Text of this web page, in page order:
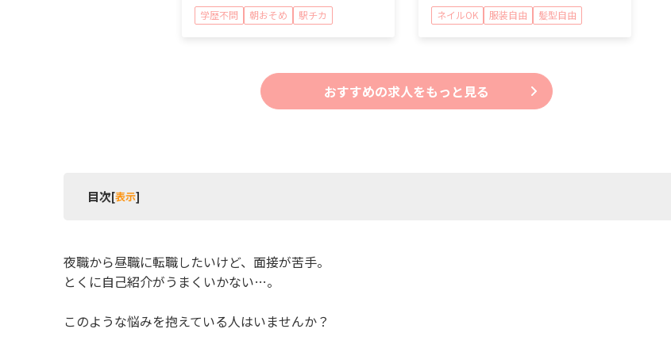
学歴不問
朝おそめ 駅チカ
ネイルOK
服装自由 髪型自由
おすすめの求人をもっと見る
目次[表示]
1.1 【夜職から昼職への転職面接で自己紹介する際のポイント1】派遣スタッフでもOK
1.2 【夜職から昼職への転職面接で自己紹介する際のポイント2】サービス業でもOK
2 夜職から昼職への転職面接！自己紹介の例文3つ
夜職から昼職に転職したいけど、面接が苦手。
とくに自己紹介がうまくいかない…。
このような悩みを抱えている人はいませんか？